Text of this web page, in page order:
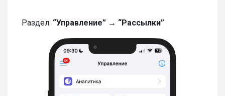
Раздел: “Управление” → “Рассылки”